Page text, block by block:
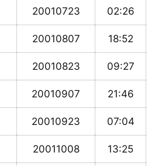
20010723 02:26
20010807 18:52
20010823 09:27
20010907 21:46
20010923 07:04
20011008 13:25